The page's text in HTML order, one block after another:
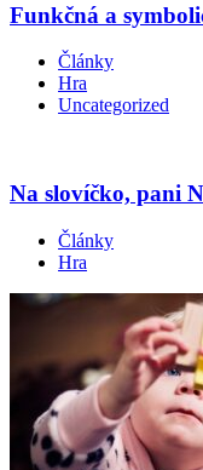
Funkčná a
Články
Hra
Uncategorized
Na slovíčko, pani
Články
Hra